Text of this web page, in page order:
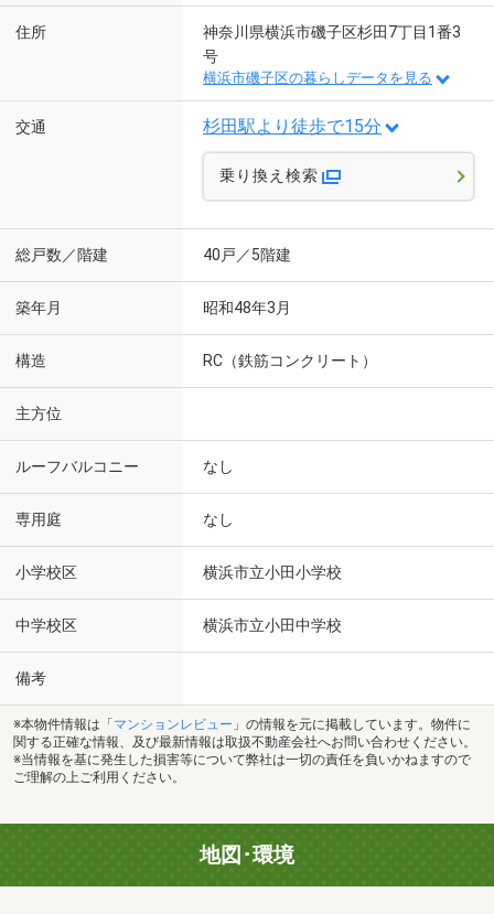
住所
神奈川県横浜市磯子区杉田7丁目1番3
号
横浜市磯子区の暮らしデータを見る
交通 杉田駅より徒歩で15分
乗り換え検索
総戸数／階建 40戸／5階建
築年月 昭和48年3月
構造 RC（鉄筋コンクリート）
主方位
ルーフバルコニー なし
専用庭 なし
小学校区 横浜市立小田小学校
中学校区 横浜市立小田中学校
備考
※本物件情報は「 マンションレビュー 」の情報を元に掲載しています。物件に
関する正確な情報、及び最新情報は取扱不動産会社へお問い合わせください。
※当情報を基に発生した損害等について弊社は一切の責任を負いかねますので
ご理解の上ご利用ください。
地図･環境